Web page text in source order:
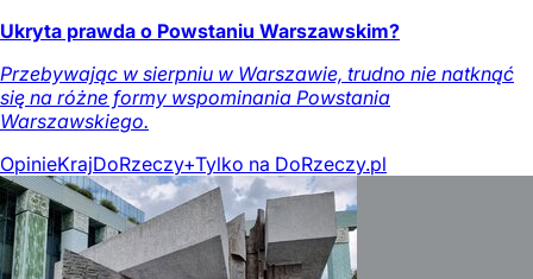
Ukryta prawda o Powstaniu Warszawskim?
Przebywając w sierpniu w Warszawie, trudno nie natknąć
się na różne formy wspominania Powstania
Warszawskiego.
OpinieKrajDoRzeczy+Tylko na DoRzeczy.pl